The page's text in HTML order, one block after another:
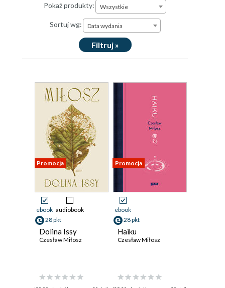
Pokaż produkty: Wszystkie
Sortuj wg: Data wydania
Filtruj »
Promocja
ebook audiobook
28 pkt
Dolina Issy
Czesław Miłosz
Promocja
ebook
28 pkt
Haiku
Czesław Miłosz